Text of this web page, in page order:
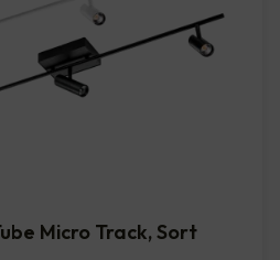
Micro Track, Sort